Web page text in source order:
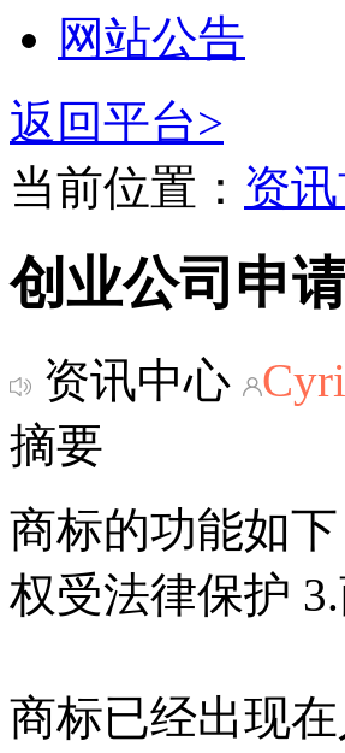
网站公告
返回平台>
当前位置： 资
创业公司申
资讯中心
摘要
商标的功能如
权受法律保护
商标已经出现